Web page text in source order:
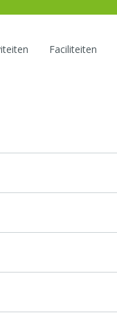
Faciliteiten